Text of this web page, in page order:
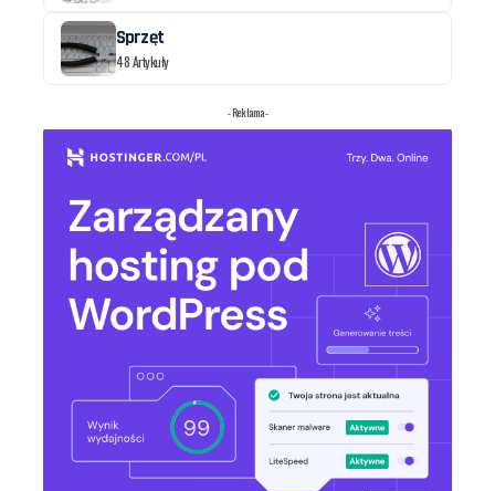
Sprzęt
48 Artykuły
- Reklama -